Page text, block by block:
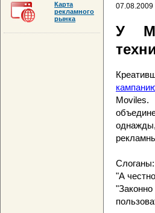
07.08.2009
У
Слоганы:
"А
Карта
рекламного
рынка